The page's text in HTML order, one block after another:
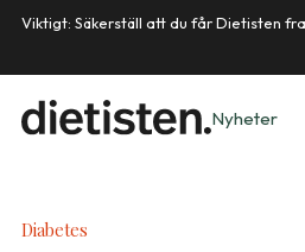
Viktigt: Säkerställ att du får Dietisten
Nyheter
Diabetes